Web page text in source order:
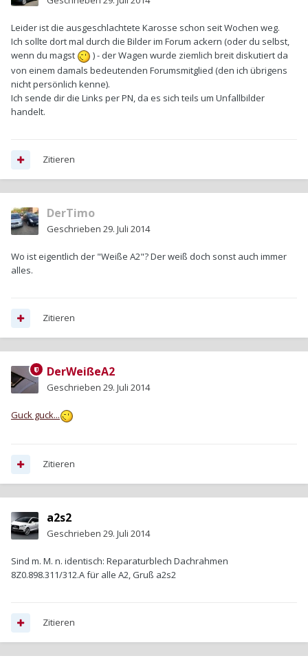
Leider ist die ausgeschlachtete Karosse schon seit Wochen weg.
Ich sollte dort mal durch die Bilder im Forum ackern (oder du selbst,
wenn du magst
) - der Wagen wurde ziemlich breit diskutiert da
von einem damals bedeutenden Forumsmitglied (den ich übrigens
nicht persönlich kenne).
Ich sende dir die Links per PN, da es sich teils um Unfallbilder
handelt.
Zitieren
DerTimo
Geschrieben 29. Juli 2014
Wo ist eigentlich der "Weiße A2"? Der weiß doch sonst auch immer
alles.
Zitieren
DerWeißeA2
Geschrieben 29. Juli 2014
Guck guck...
Zitieren
a2s2
Geschrieben 29. Juli 2014
Sind m. M. n. identisch: Reparaturblech Dachrahmen
8Z0.898.311/312.A für alle A2, Gruß a2s2
Zitieren